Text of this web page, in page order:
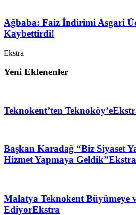
Ağbaba: Faiz İndirimi Asgari
Kaybettirdi!
Ekstra
Yeni Eklenenler
Teknokent’ten Teknoköy’e
Başkan Karadağ “Biz Siyaset
Hizmet Yapmaya Geldik”Ekstra
Malatya Teknokent Büyümeye
EdiyorEkstra